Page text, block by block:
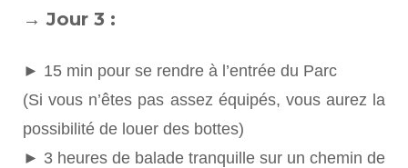
→ Jour 3 :
► 15 min pour se rendre à l’entrée du Parc
(Si vous n’êtes pas assez équipés, vous aurez la
possibilité de louer des bottes)
► 3 heures de balade tranquille sur un chemin de